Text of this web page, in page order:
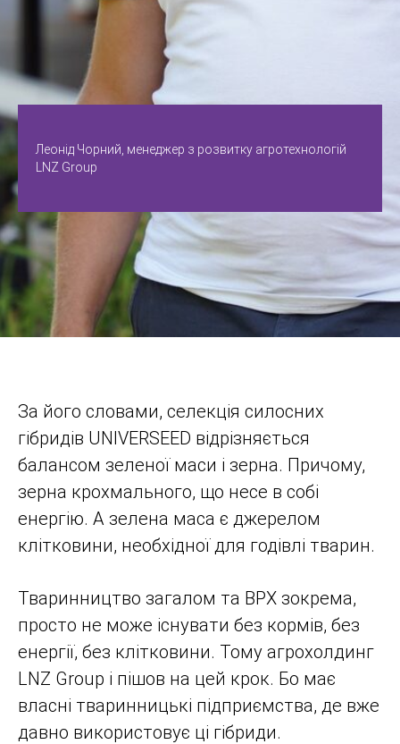
Леонід Чорний, менеджер з розвитку агротехнологій
LNZ Group
За його словами, селекція силосних
гібридів UNIVERSEED відрізняється
балансом зеленої маси і зерна. Причому,
зерна крохмального, що несе в собі
енергію. А зелена маса є джерелом
клітковини, необхідної для годівлі тварин.
Тваринництво загалом та ВРХ зокрема,
просто не може існувати без кормів, без
енергії, без клітковини. Тому агрохолдинг
LNZ Group і пішов на цей крок. Бо має
власні тваринницькі підприємства, де вже
давно використовує ці гібриди.